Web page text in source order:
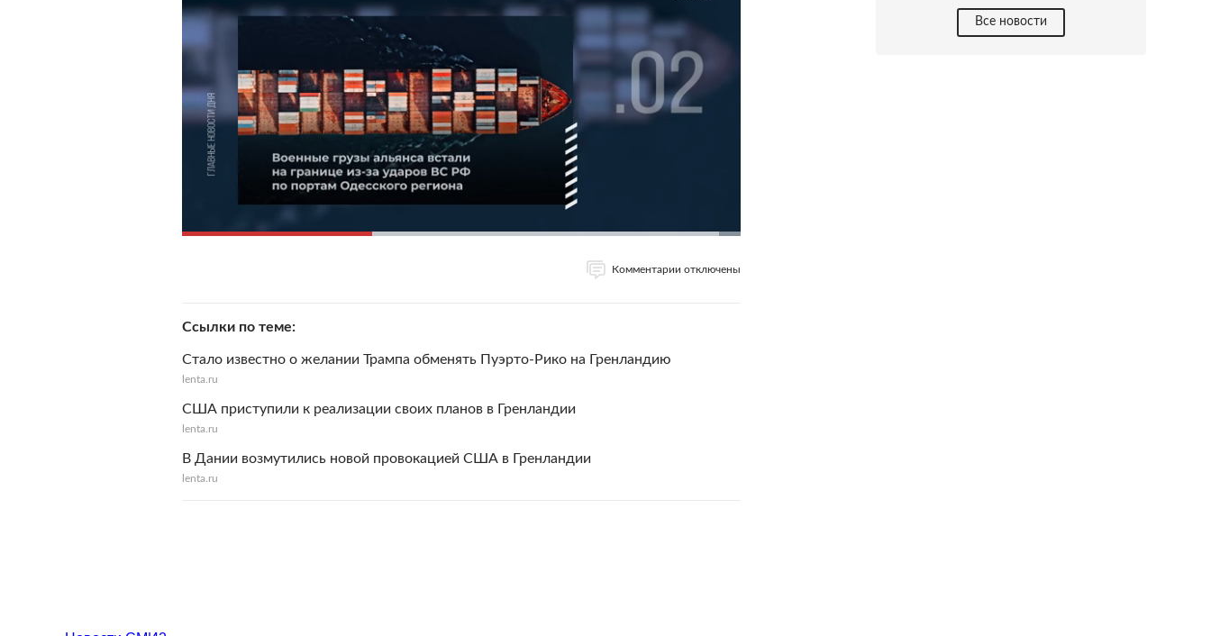
Комментарии отключены
Ссылки по теме
Стало известно о желании Трампа обменять Пуэрто-Рико на Гренландию
lenta.ru
США приступили к реализации своих планов в Гренландии
lenta.ru
В Дании возмутились новой провокацией США в Гренландии
lenta.ru
Все новости